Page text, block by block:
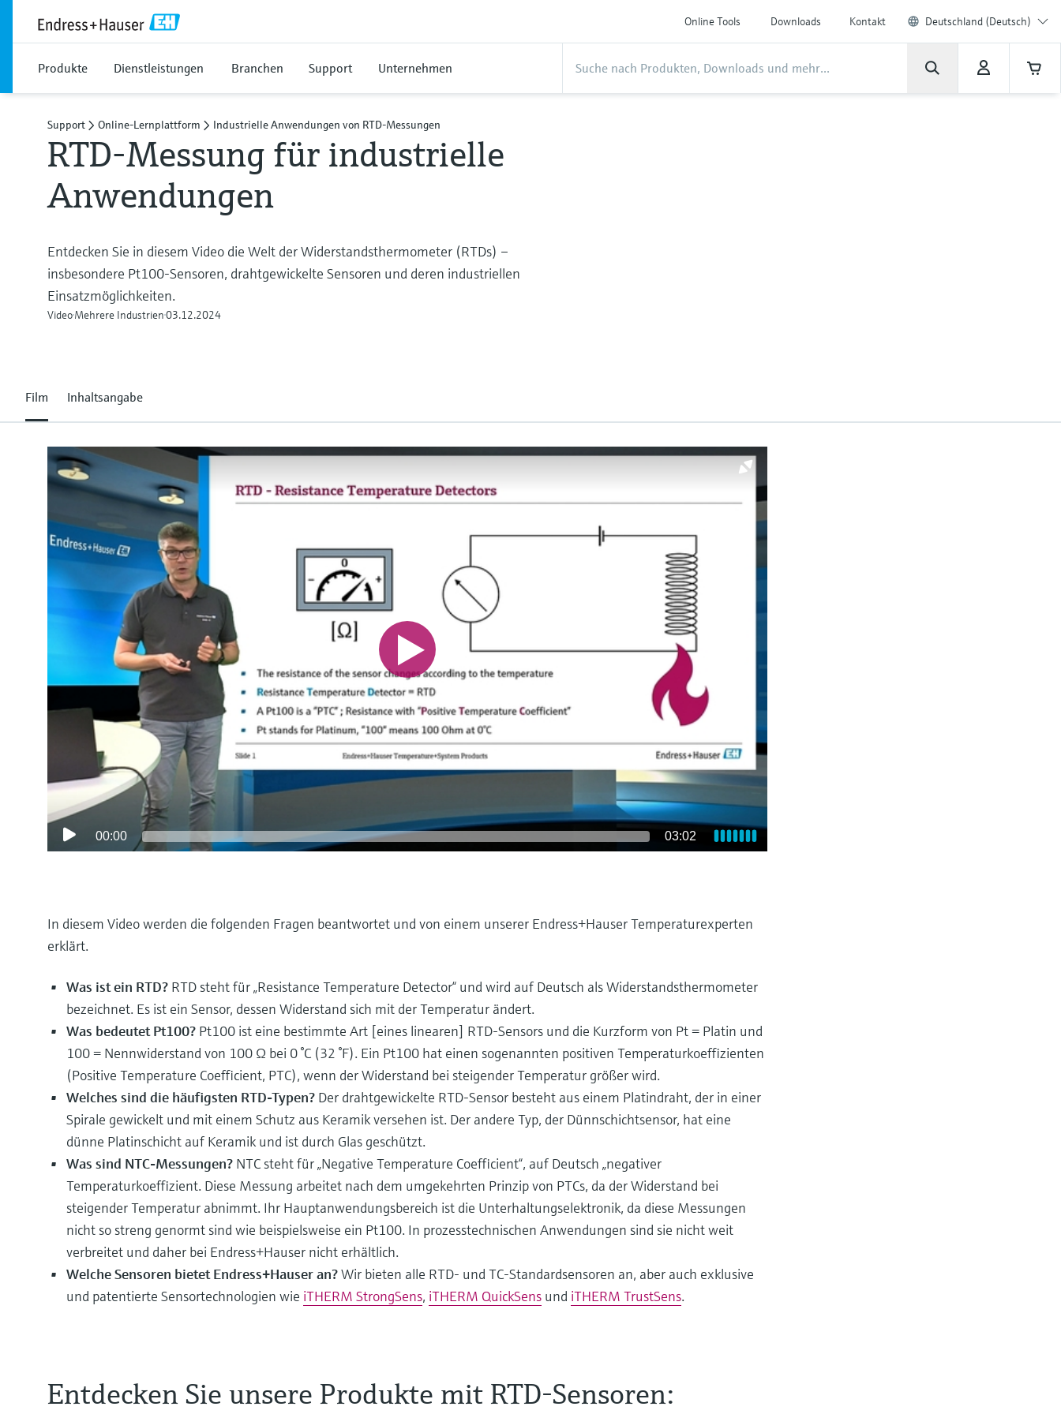
Online Tools Downloads Kontakt Deutschland (Deutsch)
Produkte Dienstleistungen Branchen Support Unternehmen
Support Online-Lernplattform Industrielle Anwendungen von RTD-Messungen
RTD-Messung für industrielle
Anwendungen
Entdecken Sie in diesem Video die Welt der Widerstandsthermometer (RTDs) –
insbesondere Pt100-Sensoren, drahtgewickelte Sensoren und deren industriellen
Einsatzmöglichkeiten.
VideoMehrere Industrien03.12.2024
Film Inhaltsangabe
00:00 03:02
In diesem Video werden die folgenden Fragen beantwortet und von einem unserer Endress+Hauser Temperaturexperten
erklärt.
Was ist ein RTD? RTD steht für „Resistance Temperature Detector“ und wird auf Deutsch als Widerstandsthermometer
bezeichnet. Es ist ein Sensor, dessen Widerstand sich mit der Temperatur ändert.
Was bedeutet Pt100? Pt100 ist eine bestimmte Art [eines linearen] RTD-Sensors und die Kurzform von Pt = Platin und
100 = Nennwiderstand von 100 Ω bei 0 °C (32 °F). Ein Pt100 hat einen sogenannten positiven Temperaturkoeffizienten
(Positive Temperature Coefficient, PTC), wenn der Widerstand bei steigender Temperatur größer wird.
Welches sind die häufigsten RTD-Typen? Der drahtgewickelte RTD-Sensor besteht aus einem Platindraht, der in einer
Spirale gewickelt und mit einem Schutz aus Keramik versehen ist. Der andere Typ, der Dünnschichtsensor, hat eine
dünne Platinschicht auf Keramik und ist durch Glas geschützt.
Was sind NTC-Messungen? NTC steht für „Negative Temperature Coefficient“, auf Deutsch „negativer
Temperaturkoeffizient. Diese Messung arbeitet nach dem umgekehrten Prinzip von PTCs, da der Widerstand bei
steigender Temperatur abnimmt. Ihr Hauptanwendungsbereich ist die Unterhaltungselektronik, da diese Messungen
nicht so streng genormt sind wie beispielsweise ein Pt100. In prozesstechnischen Anwendungen sind sie nicht weit
verbreitet und daher bei Endress+Hauser nicht erhältlich.
Welche Sensoren bietet Endress+Hauser an?Wir bieten alle RTD- und TC-Standardsensoren an, aber auch exklusive
und patentierte Sensortechnologien wie iTHERM StrongSens, iTHERM QuickSens und iTHERM TrustSens.
Sie finden, Temperaturmessungen seien langweilig? Überhaupt nicht! Heute geht es um RTD-
Entdecken Sie unsere Produkte mit RTD-Sensoren: